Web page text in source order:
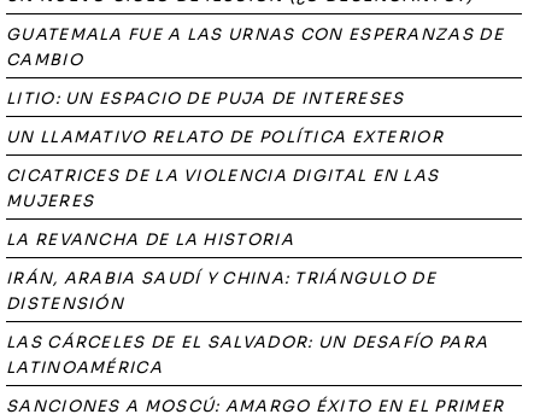
GUATEMALA FUE A LAS URNAS CON ESPERANZAS DE
CAMBIO
LITIO: UN ESPACIO DE PUJA DE INTERESES
UN LLAMATIVO RELATO DE POLÍTICA EXTERIOR
CICATRICES DE LA VIOLENCIA DIGITAL EN LAS
MUJERES
LA REVANCHA DE LA HISTORIA
IRÁN, ARABIA SAUDÍ Y CHINA: TRIÁNGULO DE
DISTENSIÓN
LAS CÁRCELES DE EL SALVADOR: UN DESAFÍO PARA
LATINOAMÉRICA
SANCIONES A MOSCÚ: AMARGO ÉXITO EN EL PRIMER